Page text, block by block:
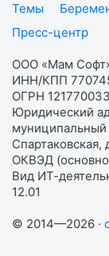
Темы
Пресс-центр
ООО «Мам
ИНН/КПП
ОГРН
Юридический
ОКВЭД
Вид ИТ-
12.01
© 2014—2026 ·